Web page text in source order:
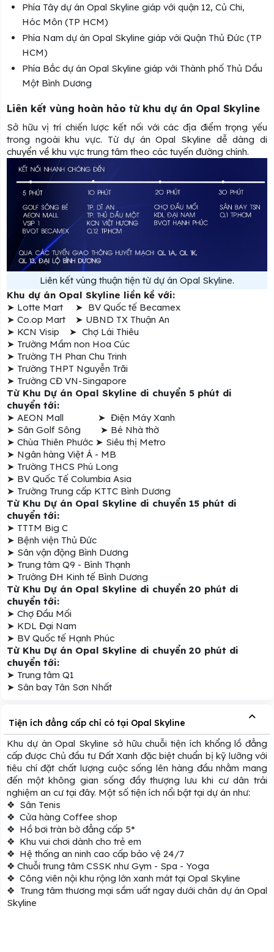
Phía Tây dự án Opal Skyline giáp với quận 12, Củ Chi,
Hóc Môn (TP HCM)
Phía Nam dự án Opal Skyline giáp với Quận Thủ Đức (TP
HCM)
Phía Bắc dự án Opal Skyline giáp với Thành phố Thủ Dầu
Một Bình Dương
Liên kết vùng hoàn hảo từ khu dự án Opal Skyline
Sở hữu vị trí chiến lược kết nối với các địa điểm trọng yếu
trong ngoài khu vực. Từ dự án Opal Skyline dễ dàng di
chuyển về khu vực trung tâm theo các tuyến đường chính.
Liên kết vùng thuận tiện từ dự án Opal Skyline.
Khu dự án Opal Skyline liền kề với:
➤ Lotte Mart ➤ BV Quốc tế Becamex
➤ Co.op Mart ➤ UBND TX Thuận An
➤ KCN Visip ➤ Chợ Lái Thiêu
➤ Trường Mầm non Hoa Cúc
➤ Trường TH Phan Chu Trinh
➤ Trường THPT Nguyễn Trãi
➤ Trường CĐ VN-Singapore
Từ Khu Dự án Opal Skyline di chuyển 5 phút di
chuyển tới:
➤ AEON Mall ➤ Điện Máy Xanh
➤ Sân Golf Sông ➤ Bé Nhà thờ
➤ Chùa Thiên Phước ➤ Siêu thị Metro
➤ Ngân hàng Việt Á - MB
➤ Trường THCS Phú Long
➤ BV Quốc Tế Columbia Asia
➤ Trường Trung cấp KTTC Bình Dương
Từ Khu Dự án Opal Skyline di chuyển 15 phút di
chuyển tới:
➤ TTTM Big C
➤ Bệnh viện Thủ Đức
➤ Sân vận động Bình Dương
➤ Trung tâm Q9 - Bình Thạnh
➤ Trường ĐH Kinh tế Bình Dương
Từ Khu Dự án Opal Skyline di chuyển 20 phút di
chuyển tới:
➤ Chợ Đầu Mối
➤ KDL Đại Nam
➤ BV Quốc tế Hạnh Phúc
Từ Khu Dự án Opal Skyline di chuyển 20 phút di
chuyển tới:
➤ Trung tâm Q1
➤ Sân bay Tân Sơn Nhất
Tiện ích đẳng cấp chỉ có tại Opal Skyline
Khu dự án Opal Skyline sở hữu chuỗi tiện ích khổng lồ đẳng
cấp được Chủ đầu tư Đất Xanh đặc biệt chuẩn bị kỹ lưỡng với
tiêu chí đặt chất lượng cuộc sống lên hàng đầu nhằm mang
đến một không gian sống đầy thượng lưu khi cư dân trải
nghiệm an cư tại đây. Một số tiện ích nổi bật tại dự án như:
❖ Sân Tenis
❖ Cửa hàng Coffee shop
❖ Hồ bơi tràn bờ đẳng cấp 5*
❖ Khu vui chơi dành cho trẻ em
❖ Hệ thống an ninh cao cấp bảo vệ 24/7
❖ Chuỗi trung tâm CSSK như Gym - Spa - Yoga
❖ Công viên nội khu rộng lớn xanh mát tại Opal Skyline
❖ Trung tâm thương mại sầm uất ngay dưới chân dự án Opal
Skyline